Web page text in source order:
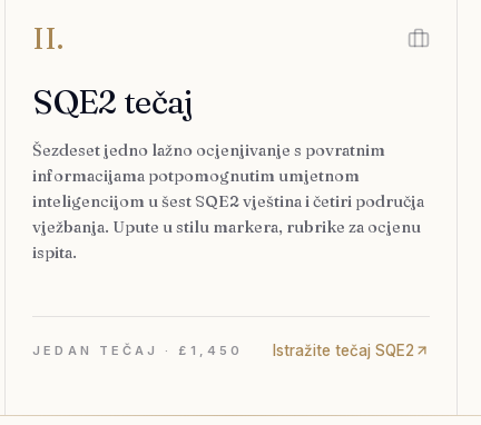
II.
SQE2 tečaj
Šezdeset jedno lažno ocjenjivanje s povratnim
informacijama potpomognutim umjetnom
inteligencijom u šest SQE2 vještina i četiri područja
vježbanja. Upute u stilu markera, rubrike za ocjenu
ispita.
JEDAN TEČAJ · £1,450 Istražite tečaj SQE2